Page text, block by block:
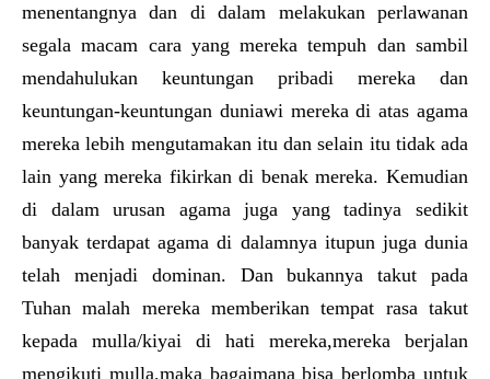
menentangnya dan di dalam melakukan perlawanan
segala macam cara yang mereka tempuh dan sambil
mendahulukan keuntungan pribadi mereka dan
keuntungan-keuntungan duniawi mereka di atas agama
mereka lebih mengutamakan itu dan selain itu tidak ada
lain yang mereka fikirkan di benak mereka. Kemudian
di dalam urusan agama juga yang tadinya sedikit
banyak terdapat agama di dalamnya itupun juga dunia
telah menjadi dominan. Dan bukannya takut pada
Tuhan malah mereka memberikan tempat rasa takut
kepada mulla/kiyai di hati mereka,mereka berjalan
mengikuti mulla,maka bagaimana bisa berlomba untuk